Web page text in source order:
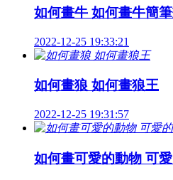
如何畫牛 如何畫牛簡
2022-12-25 19:33:21
如何畫狼 如何畫狼王
2022-12-25 19:31:57
如何畫可愛的動物 可